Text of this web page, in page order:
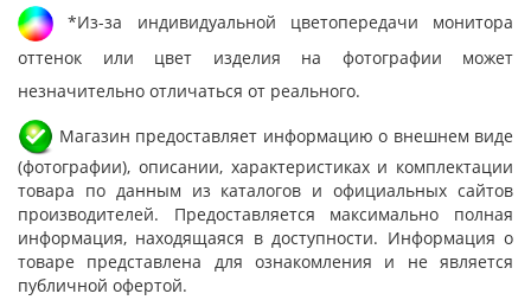
*Из-за индивидуальной цветопередачи монитора
оттенок или цвет изделия на фотографии может
незначительно отличаться от реального.
Магазин предоставляет информацию о внешнем виде
(фотографии), описании, характеристиках и комплектации
товара по данным из каталогов и официальных сайтов
производителей. Предоставляется максимально полная
информация, находящаяся в доступности. Информация о
товаре представлена для ознакомления и не является
публичной офертой.